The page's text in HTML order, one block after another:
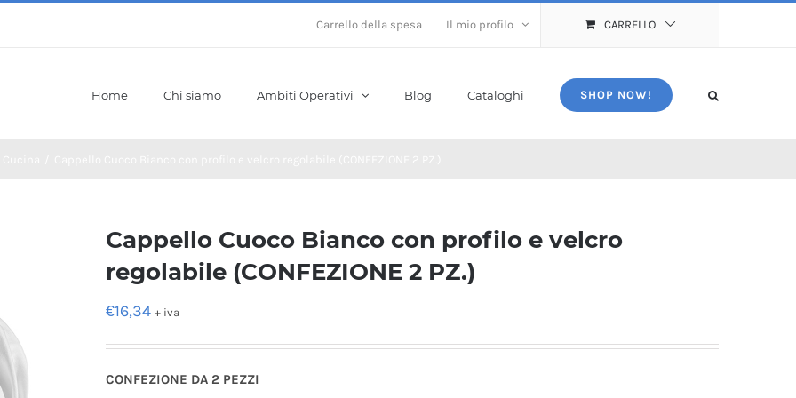
Carrello della spesa Il mio profilo CARRELLO
Home Chi siamo Ambiti Operativi Blog Cataloghi SHOP NOW!
Cappello Cuoco Bianco con profilo e velcro
regolabile (CONFEZIONE 2 PZ.)
€16,34 + iva
CONFEZIONE DA 2 PEZZI